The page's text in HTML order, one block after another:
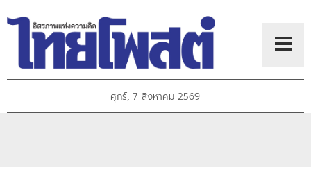
ศุกร์, 7 สิงหาคม 2569